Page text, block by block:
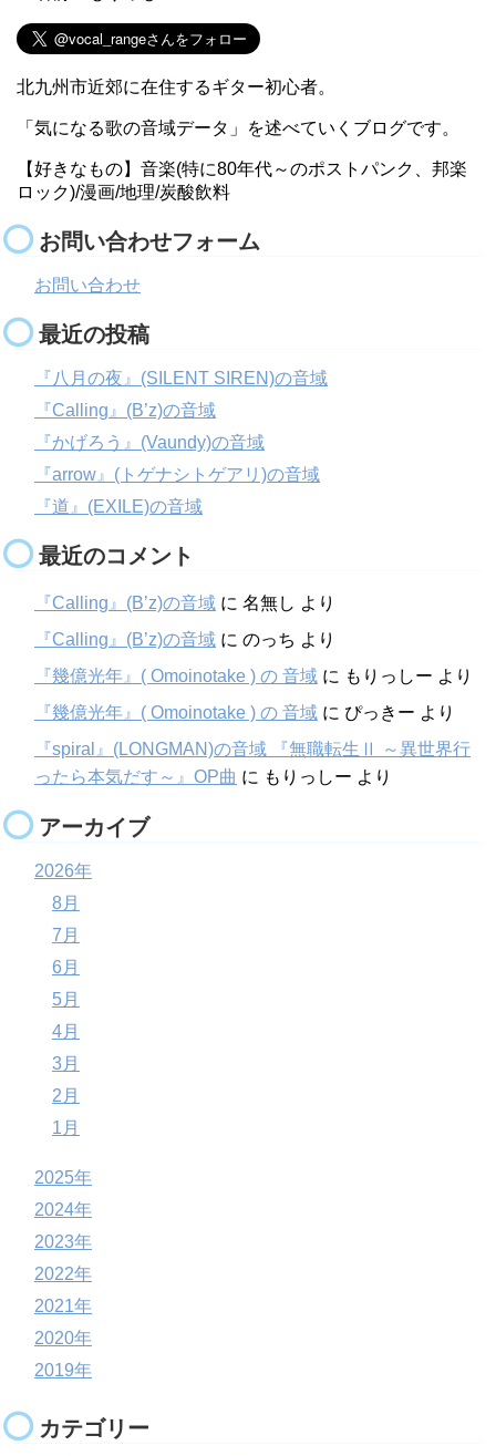
北九州市近郊に在住するギター初心者。
「気になる歌の音域データ」を述べていくブログです。
【好きなもの】音楽(特に80年代～のポストパンク、邦楽
ロック)/漫画/地理/炭酸飲料
お問い合わせフォーム
お問い合わせ
最近の投稿
『八月の夜』(SILENT SIREN)の音域
『Calling』(B’z)の音域
『かげろう』(Vaundy)の音域
『arrow』(トゲナシトゲアリ)の音域
『道』(EXILE)の音域
最近のコメント
『Calling』(B’z)の音域 に 名無し より
『Calling』(B’z)の音域 に のっち より
『幾億光年』( Omoinotake ) の 音域 に もりっしー より
『幾億光年』( Omoinotake ) の 音域 に ぴっきー より
『spiral』(LONGMAN)の音域 『無職転生Ⅱ ～異世界行
ったら本気だす～』OP曲 に もりっしー より
アーカイブ
2026年
8月
7月
6月
5月
4月
3月
2月
1月
2025年
2024年
2023年
2022年
2021年
2020年
2019年
カテゴリー